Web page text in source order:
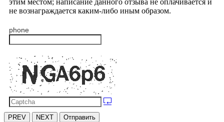
этим местом; написание данного отзыва не оплачивается и
не вознаграждается каким-либо иным образом.
phone
PREV NEXT Отправить